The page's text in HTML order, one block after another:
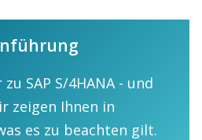
SAP S/4HANA - und
zeigen Ihnen in
es zu beachten gilt.